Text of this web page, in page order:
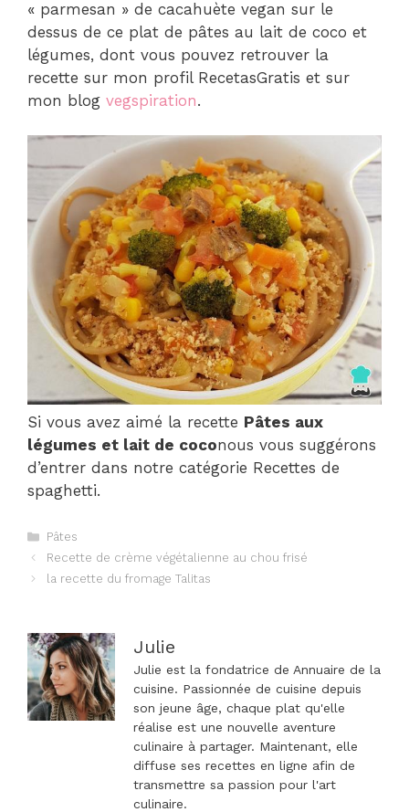
« parmesan » de cacahuète vegan sur le
dessus de ce plat de pâtes au lait de coco et
légumes, dont vous pouvez retrouver la
recette sur mon profil RecetasGratis et sur
mon blog vegspiration.
Si vous avez aimé la recette Pâtes aux
légumes et lait de coconous vous suggérons
d’entrer dans notre catégorie Recettes de
spaghetti.
Catégories
Pâtes
Navigation
Recette de crème végétalienne au chou frisé
la recette du fromage Talitas
Julie
Julie est la fondatrice de Annuaire de la
cuisine. Passionnée de cuisine depuis
son jeune âge, chaque plat qu'elle
réalise est une nouvelle aventure
culinaire à partager. Maintenant, elle
diffuse ses recettes en ligne afin de
transmettre sa passion pour l'art
culinaire.